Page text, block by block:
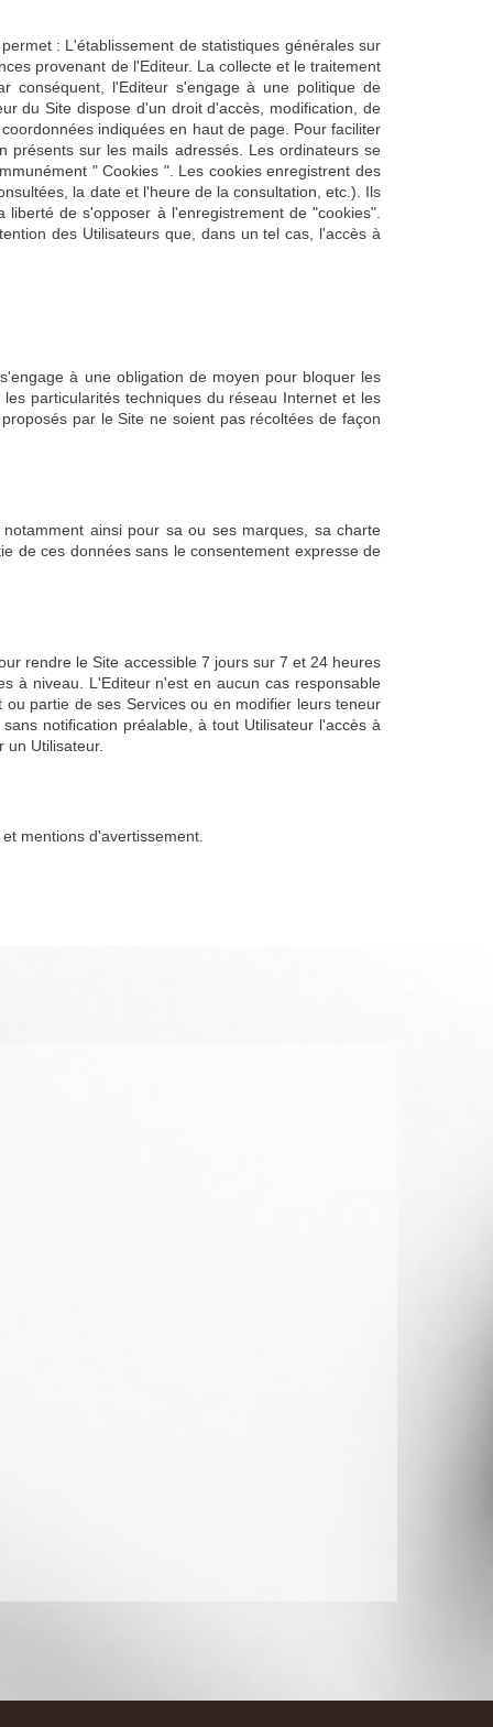
: L'établissement de statistiques générales sur
provenant de l'Editeur. La collecte et le traitement
conséquent, l'Editeur s'engage à une politique de
du Site dispose d'un droit d'accès, modification, de
indiquées en haut de page. Pour faciliter
présents sur les mails adressés. Les ordinateurs se
" Cookies ". Les cookies enregistrent des
la date et l'heure de la consultation, etc.). Ils
de s'opposer à l'enregistrement de "cookies".
des Utilisateurs que, dans un tel cas, l'accès à
à une obligation de moyen pour bloquer les
particularités techniques du réseau Internet et les
par le Site ne soient pas récoltées de façon
ainsi pour sa ou ses marques, sa charte
de ces données sans le consentement expresse de
rendre le Site accessible 7 jours sur 7 et 24 heures
à niveau. L'Editeur n'est en aucun cas responsable
partie de ses Services ou en modifier leurs teneur
notification préalable, à tout Utilisateur l'accès à
Utilisateur.
mentions d'avertissement.